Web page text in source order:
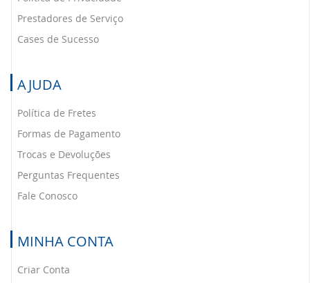
Prestadores de Serviço
Cases de Sucesso
AJUDA
Política de Fretes
Formas de Pagamento
Trocas e Devoluções
Perguntas Frequentes
Fale Conosco
MINHA CONTA
Criar Conta